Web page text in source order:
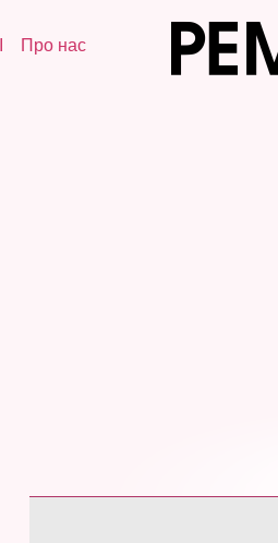
Про нас